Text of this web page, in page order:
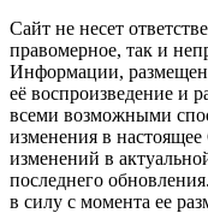
Сайт не несет
правомерное, так и
Информации,
её воспроизведение и
всеми возможными
изменения в
изменений в
последнего
в силу с момента ее